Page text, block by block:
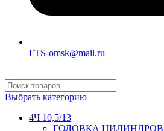
FTS-omsk@mail.ru
Выбрать категорию
4Ч 10,5/13
ГОЛОВКА ЦИЛИНДРОВ